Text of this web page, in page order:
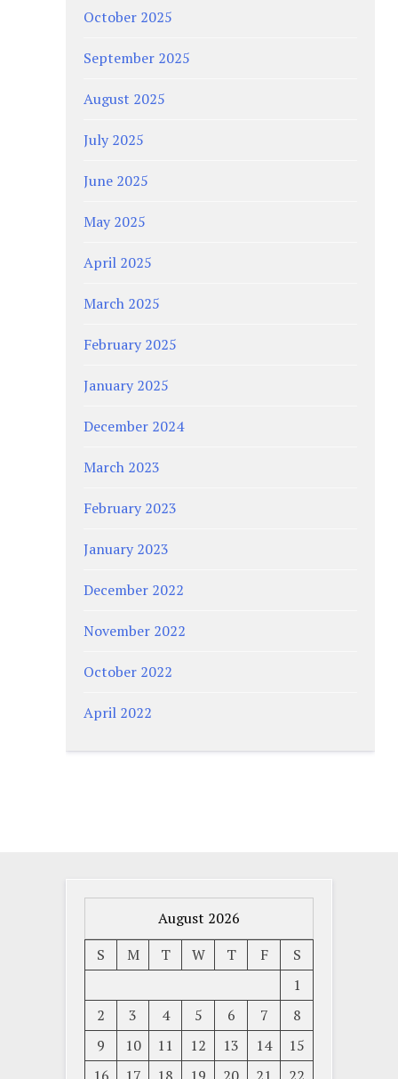
October 2025
September 2025
August 2025
July 2025
June 2025
May 2025
April 2025
March 2025
February 2025
January 2025
December 2024
March 2023
February 2023
January 2023
December 2022
November 2022
October 2022
April 2022
August 2026
S
M T W T F
S
1
2
3 4 5 6 7
8
9
10 11 12 13 14
15
16
17 18 19 20 21 22